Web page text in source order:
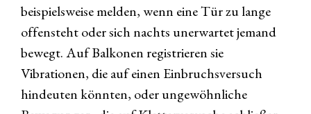
beispielsweise melden, wenn eine Tür zu lange
offensteht oder sich nachts unerwartet jemand
bewegt. Auf Balkonen registrieren sie
Vibrationen, die auf einen Einbruchsversuch
hindeuten könnten, oder ungewöhnliche